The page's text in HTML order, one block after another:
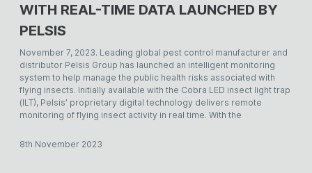
WITH REAL-TIME DATA LAUNCHED BY
PELSIS
November 7, 2023. Leading global pest control manufacturer and
distributor Pelsis Group has launched an intelligent monitoring
system to help manage the public health risks associated with
flying insects. Initially available with the Cobra LED insect light trap
(ILT), Pelsis’ proprietary digital technology delivers remote
monitoring of flying insect activity in real time. With the
8th November 2023